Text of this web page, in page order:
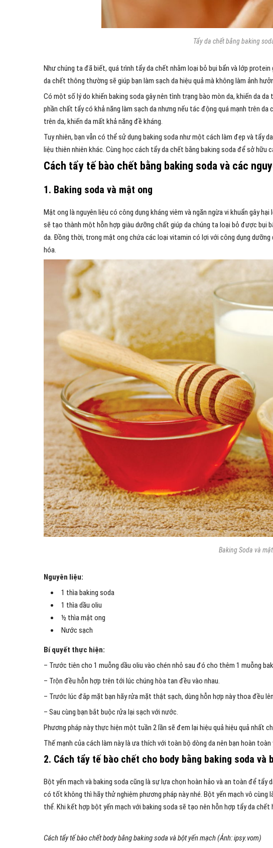
Tẩy da chết bằng baking
Như chúng ta đã biết, quá trình tẩy da chết nhằm loại bỏ bụi bẩn và lớp
da chết thông thường sẽ giúp bạn làm sạch da hiệu quả mà không làm ảnh
Có một số lý do khiến baking soda gây nên tình trạng bào mòn da, khiến da
phần chất tẩy có khả năng làm sạch da nhưng nếu tác động quá mạnh trên
trên da, khiến da mất khả năng đề kháng.
Tuy nhiên, bạn vẫn có thể sử dụng baking soda như một cách làm đẹp và tẩy
liệu thiên nhiên khác. Cùng học cách tẩy da chết bằng baking soda để sở hữu
Cách tẩy tế bào chết bằng baking soda và các
1. Baking soda và mật ong
Mật ong là nguyên liệu có công dụng kháng viêm và ngăn ngừa vi khuẩn gây
sẽ tạo thành một hỗn hợp giàu dưỡng chất giúp da chúng ta loại bỏ được bụi
da. Đồng thời, trong mật ong chứa các loại vitamin có lợi với công dụng
hóa.
Baking Soda và
Nguyên liệu:
1 thìa baking soda
1 thìa dầu oliu
½ thìa mật ong
Nước sạch
Bí quyết thực hiện:
– Trước tiên cho 1 muỗng dầu oliu vào chén nhỏ sau đó cho thêm 1 muỗng
– Trộn đều hỗn hợp trên tới lúc chúng hòa tan đều vào nhau.
– Trước lúc đắp mặt bạn hãy rửa mặt thật sạch, dùng hỗn hợp này thoa đều
– Sau cùng bạn bắt buộc rửa lại sạch với nước.
Phương pháp này thực hiện một tuần 2 lần sẽ đem lại hiệu quả hiệu quả nhất
Thế mạnh của cách làm này là ưa thích với toàn bộ dòng da nên bạn hoàn
2. Cách tẩy tế bào chết cho body bằng baking soda và
Bột yến mạch và baking soda cũng là sự lựa chọn hoàn hảo và an toàn để tẩy
có tốt không thì hãy thử nghiệm phương pháp này nhé. Bột yến mạch vô
thể. Khi kết hợp bột yến mạch với baking soda sẽ tạo nên hỗn hợp tẩy da chết
Cách tẩy tế bào chết body bằng baking soda và bột yến mạch (Ảnh: ipsy.vom)